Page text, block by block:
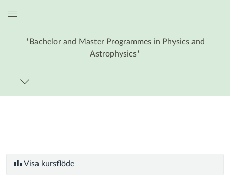
*Bachelor and Master Programmes in Physics and
Astrophysics*
Visa kursflöde